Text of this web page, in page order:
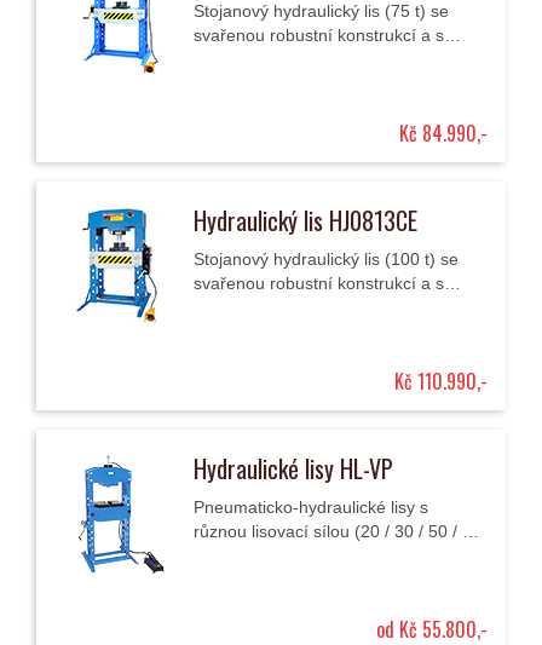
Stojanový hydraulický lis (75 t) se
svařenou robustní konstrukcí a s
Kč 84.990,-
Hydraulický lis HJ0813CE
Stojanový hydraulický lis (100 t) se
svařenou robustní konstrukcí a s
Kč 110.990,-
Hydraulické lisy HL-VP
Pneumaticko-hydraulické lisy s
různou lisovací sílou (20 / 30 / 50 / 60
od Kč 55.800,-